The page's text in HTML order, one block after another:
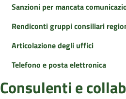
Sanzioni per mancata
Rendiconti gruppi consiliari
Articolazione degli uffici
Telefono e posta elettronica
Consulenti e